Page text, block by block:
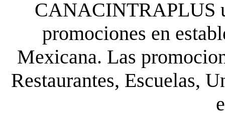
CANACINTRAPLUS
promociones en
Mexicana. Las
Restaurantes, Escuelas,